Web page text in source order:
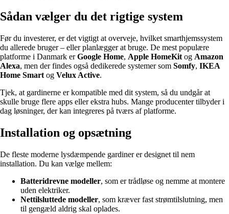
Sådan vælger du det rigtige system
Før du investerer, er det vigtigt at overveje, hvilket smarthjemssystem
du allerede bruger – eller planlægger at bruge. De mest populære
platforme i Danmark erGoogle Home, Apple HomeKit og Amazon
Alexa, men der findes også dedikerede systemer som Somfy, IKEA
Home Smart og Velux Active.
Tjek, at gardinerne er kompatible med dit system, så du undgår at
skulle bruge flere apps eller ekstra hubs. Mange producenter tilbyder i
dag løsninger, der kan integreres på tværs af platforme.
Installation og opsætning
De fleste moderne lysdæmpende gardiner er designet til nem
installation. Du kan vælge mellem:
Batteridrevne modeller, som er trådløse og nemme at montere
uden elektriker.
Nettilsluttede modeller, som kræver fast strømtilslutning, men
til gengæld aldrig skal oplades.